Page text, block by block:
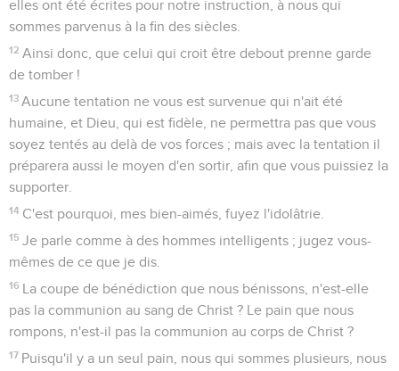
elles ont été écrites pour notre instruction, à nous qui
sommes parvenus à la fin des siècles.
12 Ainsi donc, que celui qui croit être debout prenne garde
de tomber !
13 Aucune tentation ne vous est survenue qui n'ait été
humaine, et Dieu, qui est fidèle, ne permettra pas que vous
soyez tentés au delà de vos forces ; mais avec la tentation il
préparera aussi le moyen d'en sortir, afin que vous puissiez la
supporter.
14 C'est pourquoi, mes bien-aimés, fuyez l'idolâtrie.
15 Je parle comme à des hommes intelligents ; jugez vous-
mêmes de ce que je dis.
16 La coupe de bénédiction que nous bénissons, n'est-elle
pas la communion au sang de Christ ? Le pain que nous
rompons, n'est-il pas la communion au corps de Christ ?
17 Puisqu'il y a un seul pain, nous qui sommes plusieurs, nous